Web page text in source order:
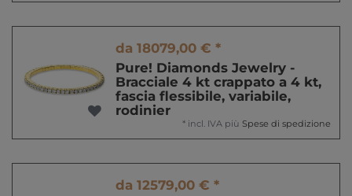
da 18079,00 € *
Pure! Diamonds Jewelry -
Bracciale 4 kt crappato a 4 kt,
fascia flessibile, variabile,
rodinier
* incl. IVA più Spese di spedizione
da 12579,00 € *